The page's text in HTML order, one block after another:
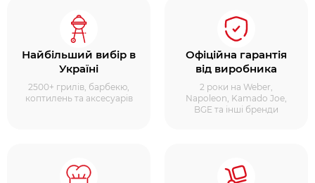
Найбільший вибір в
Україні
2500+ грилів, барбекю,
коптилень та аксесуарів
Офіційна гарантія
від виробника
2 роки на Weber,
Napoleon, Kamado Joe,
BGE та інші бренди